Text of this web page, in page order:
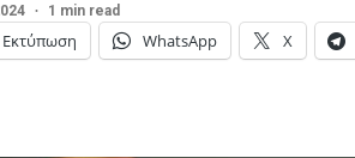
1 min read
Εκτύπωση WhatsApp X